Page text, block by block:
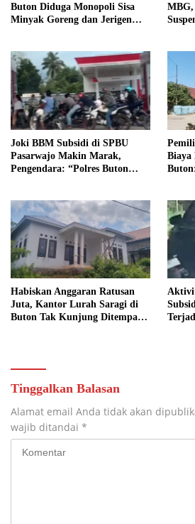
Buton Diduga Monopoli Sisa
Minyak Goreng dan Jerigen
MBG,
Joki BBM Subsidi di SPBU
Pasarwajo Makin Marak,
Pengendara: “Polres Buton
Biaya
Habiskan Anggaran Ratusan
Juta, Kantor Lurah Saragi di
Buton Tak Kunjung Ditempati,
Tinggalkan Balasan
Alamat email Anda tidak akan
wajib ditandai *